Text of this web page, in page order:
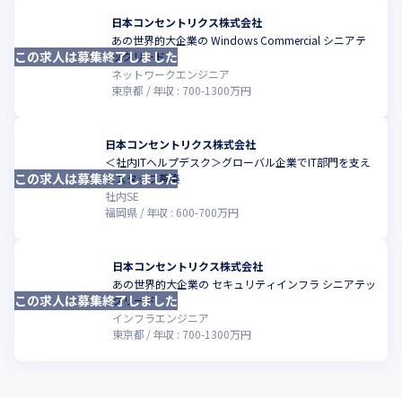
日本コンセントリクス株式会社
あの世界的大企業の Windows Commercial シニアテ
ックリード
ネットワークエンジニア
東京都
年収 : 700-1300万円
この求人は募集終了しました
日本コンセントリクス株式会社
＜社内ITヘルプデスク＞グローバル企業でIT部門を支え
るスタッフ募集
社内SE
福岡県
年収 : 600-700万円
この求人は募集終了しました
日本コンセントリクス株式会社
あの世界的大企業の セキュリティインフラ シニアテッ
クリード
インフラエンジニア
東京都
年収 : 700-1300万円
この求人は募集終了しました